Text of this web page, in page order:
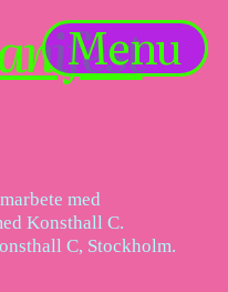
Menu
med
Konsthall C.
C, Stockholm.